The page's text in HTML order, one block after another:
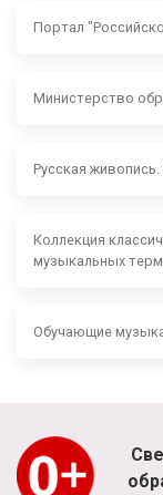
Портал
Министерство
Русская
Коллекция
музыкальных
Обучающие